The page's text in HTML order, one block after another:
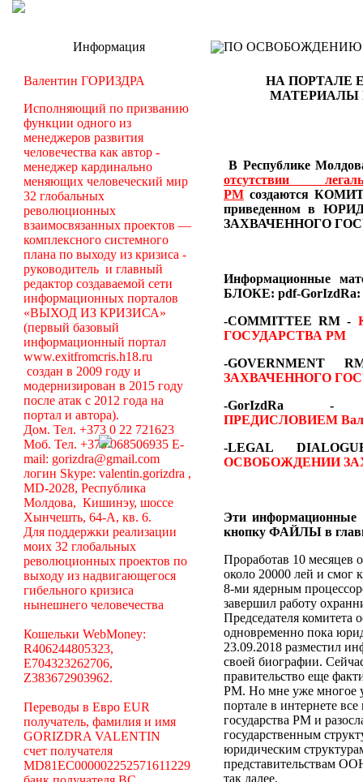
Информация
Валентин ГОРИЗДРА
Исполняющий по призванию
функции одного из
менеджеров развития
человечества как автор -
менеджер кардинально
меняющих человеческий мир
32 глобальных
революционных
взаимосвязанных проектов —
комплексного системного
плана по выходу из кризиса -
руководитель и главный
редактор создаваемой сети
информационных порталов
«ВЫХОД ИЗ КРИЗИСА»
(первый базовый
информационный портал
www.exitfromcris.h18.ru
создан в 2009 году и
модернизирован в 2015 году
после атак с 2012 года на
портал и автора).
Дом. Тел. +373 0 22 721623
Моб. Тел. +373 068506935 E-
mail: gorizdra@gmail.com
логин Skype: valentin.gorizdra ,
MD-2028, Республика
Молдова, Кишинэу, шоссе
Хынчешть, 64-А, кв. 6.
Для поддержки реализации
моих 32 глобальных
революционных проектов по
выходу из надвигающегося
гибельного кризиса
нынешнего человечества
Кошельки WebMoney:
R406244805323,
E704323262706,
Z383672903962.
Переводы в Евро EUR
получатель, фамилия и имя
GORIZDRA VALENTIN
счет получателя
MD81EC000002252571611229
ПО ОСВОБОЖДЕНИЮ
НА ПОРТАЛЕ
МАТЕРИАЛЫ
В Республике
отсутствии
РМ создаются
приведенном в
ЗАХВАЧЕННОГО
Информационные
БЛОКЕ: pdf-GorIzdRa:
-COMMITTEE RM -
ГОСУДАРСТВА РМ
-
ЗАХВАЧЕННОГО
-
ПРЕДИСЛОВИЕМ
-LEGAL
ОСВОБОЖДЕНИИ
Эти информационные
кнопку ФАЙЛЫ в
Проработав 10 месяцев
около 20000 лей и смог
8-ми ядерным
завершил работу
Председателя комитета
одновременно пока
23.09.2018 разместил
своей биографии.
правительство еще
РМ. Но мне уже многое
портале в интернете
государства РМ и
государственным
юридическим
представительствам
так далее.